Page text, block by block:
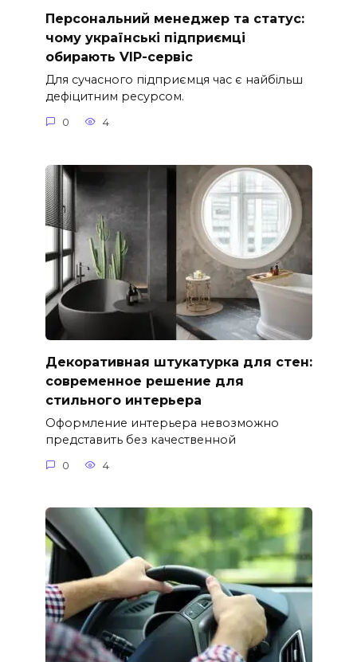
Персональний менеджер та статус:
чому українські підприємці
обирають VIP-сервіс
Для сучасного підприємця час є найбільш
дефіцитним ресурсом.
0 4
Декоративная штукатурка для стен:
современное решение для
стильного интерьера
Оформление интерьера невозможно
представить без качественной
0 4